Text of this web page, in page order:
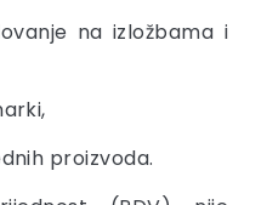
na izložbama i
proizvoda.